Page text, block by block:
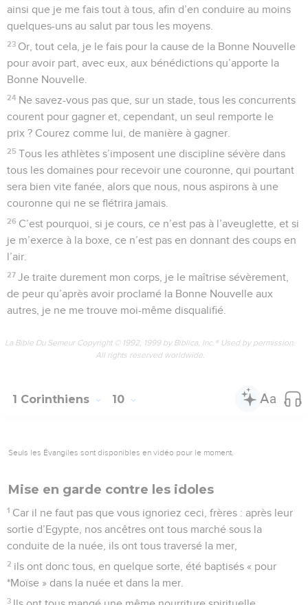
ainsi que je me fais tout à tous, afin d’en conduire au moins
quelques-uns au salut par tous les moyens.
23 Or, tout cela, je le fais pour la cause de la Bonne Nouvelle
pour avoir part, avec eux, aux bénédictions qu’apporte la
Bonne Nouvelle.
24 Ne savez-vous pas que, sur un stade, tous les concurrents
courent pour gagner et, cependant, un seul remporte le
prix ? Courez comme lui, de manière à gagner.
25 Tous les athlètes s’imposent une discipline sévère dans
tous les domaines pour recevoir une couronne, qui pourtant
sera bien vite fanée, alors que nous, nous aspirons à une
couronne qui ne se flétrira jamais.
26 C’est pourquoi, si je cours, ce n’est pas à l’aveuglette, et si
je m’exerce à la boxe, ce n’est pas en donnant des coups en
l’air.
27 Je traite durement mon corps, je le maîtrise sévèrement,
de peur qu’après avoir proclamé la Bonne Nouvelle aux
autres, je ne me trouve moi-même disqualifié.
La Bible Du Semeur Copyright © 1992, 1999 by Biblica, Inc.® Used by permission.
All rights reserved worldwide.
1 Corinthiens 10
Seuls les Évangiles sont disponibles en vidéo pour le moment.
Mise en garde contre les idoles
1 Car il ne faut pas que vous ignoriez ceci, frères : après leur
sortie d’Egypte, nos ancêtres ont tous marché sous la
conduite de la nuée, ils ont tous traversé la mer,
2 ils ont donc tous, en quelque sorte, été baptisés « pour
*Moïse » dans la nuée et dans la mer.
3